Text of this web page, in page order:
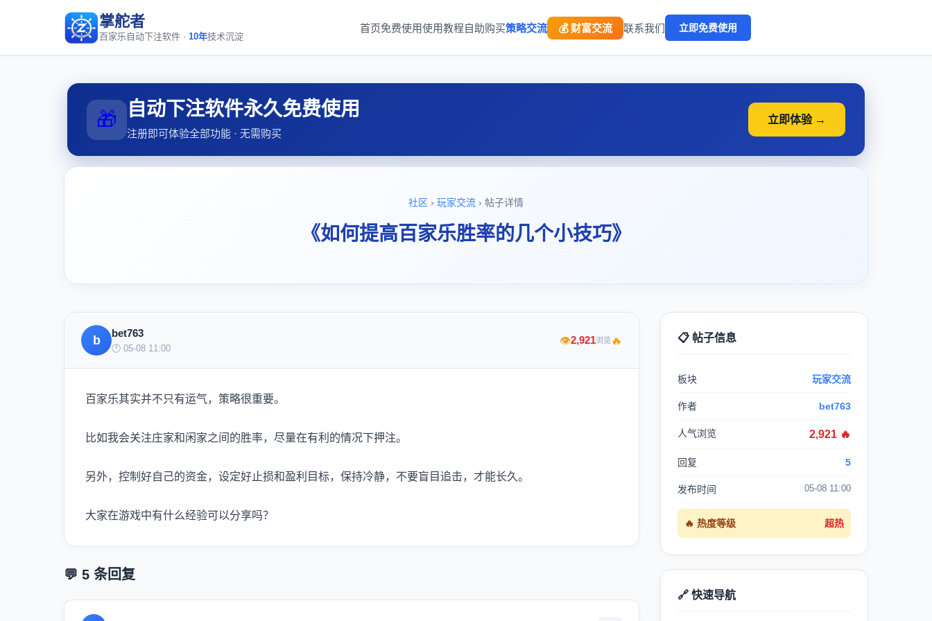
掌舵者
百家乐自动下注软件 · 10年技术沉淀
首页免费使用使用教程自助购买策略交流 💰 财富交流 联系我们 立即免费使用
🎁 自动下注软件永久免费使用
注册即可体验全部功能 · 无需购买
立即体验 →
社区 › 玩家交流 › 帖子详情
《如何提高百家乐胜率的几个小技巧》
b
bet763
🕐 05-08 11:00
👁2,921浏览🔥
百家乐其实并不只有运气，策略很重要。
比如我会关注庄家和闲家之间的胜率，尽量在有利的情况下押注。
另外，控制好自己的资金，设定好止损和盈利目标，保持冷静，不要盲目追击，才能长久。
大家在游戏中有什么经验可以分享吗？
💬 5 条回复
📋 帖子信息
板块 玩家交流
作者 bet763
人气浏览 2,921 🔥
回复 5
发布时间 05-08 11:00
🔥 热度等级 超热
🔗 快速导航